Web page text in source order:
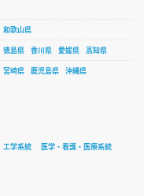
和歌山県
徳島県 香川県 愛媛県
高知県
宮崎県 鹿児島県 沖縄県
工学系統
医学・看護・医療系統